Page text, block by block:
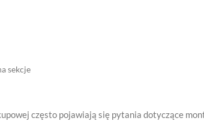
sekcje
często pojawiają się pytania dotyczące